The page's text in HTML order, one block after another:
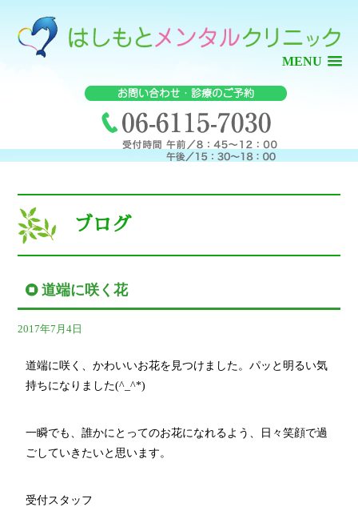
MENU
ブログ
道端に咲く花
2017年7月4日
道端に咲く、かわいいお花を見つけました。パッと明るい気
持ちになりました(^_^*)
一瞬でも、誰かにとってのお花になれるよう、日々笑顔で過
ごしていきたいと思います。
受付スタッフ